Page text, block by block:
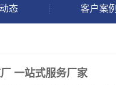
态 客户案例
一站式服务厂家